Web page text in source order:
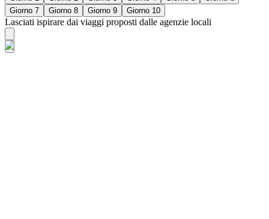
Giorno 7
Giorno 8 Giorno 9 Giorno 10
Lasciati ispirare dai viaggi proposti dalle agenzie locali